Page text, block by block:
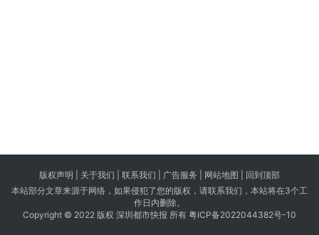
版权声明 | 关于我们 联系我们 | 广告服务 | 网站地图 | 回到顶部
本站部分文章来源于网络，如果侵犯了您的版权，请联系我们，本站将在3个工
作日内删除。
Copyright © 2022 版权 深圳都市快报 所有 粤ICP备2022044382号-10